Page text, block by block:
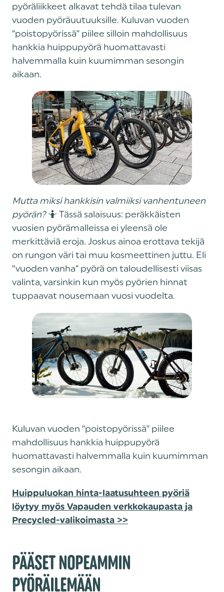
pyöräliikkeet alkavat tehdä tilaa tulevan
vuoden pyöräuutuuksille. Kuluvan vuoden
“poistopyörissä” piilee silloin mahdollisuus
hankkia huippupyörä huomattavasti
halvemmalla kuin kuumimman sesongin
aikaan.
Mutta miksi hankkisin valmiiksi vanhentuneen
pyörän?🤷 Tässä salaisuus: peräkkäisten
vuosien pyörämalleissa ei yleensä ole
merkittäviä eroja. Joskus ainoa erottava tekijä
on rungon väri tai muu kosmeettinen juttu. Eli
“vuoden vanha” pyörä on taloudellisesti viisas
valinta, varsinkin kun myös pyörien hinnat
tuppaavat nousemaan vuosi vuodelta.
Kuluvan vuoden “poistopyörissä” piilee
mahdollisuus hankkia huippupyörä
huomattavasti halvemmalla kuin kuumimman
sesongin aikaan.
Huippuluokan hinta-laatusuhteen pyöriä
löytyy myös Vapauden verkkokaupasta ja
Precycled-valikoimasta >>
PÄÄSET NOPEAMMIN
PYÖRÄILEMÄÄN